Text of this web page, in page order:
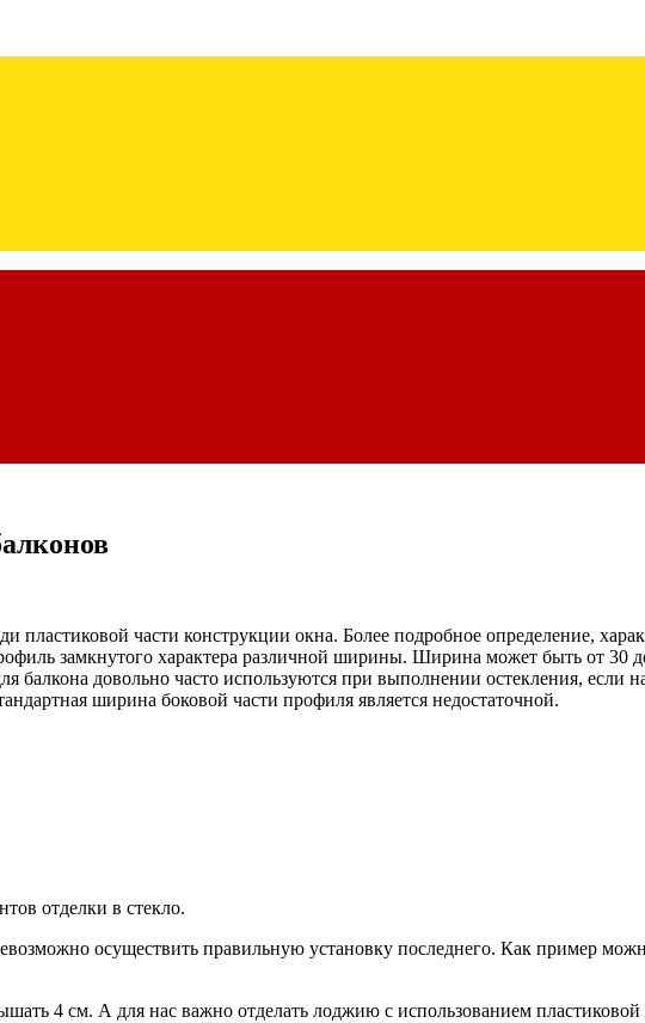
части конструкции окна. Более подробное определение,
замкнутого характера различной ширины. Ширина может быть от 30
балкона довольно часто используются при выполнении остекления, если
ширина боковой части профиля является недостаточной.
отделки в стекло.
осуществить правильную установку последнего. Как пример
4 см. А для нас важно отделать лоджию с использованием